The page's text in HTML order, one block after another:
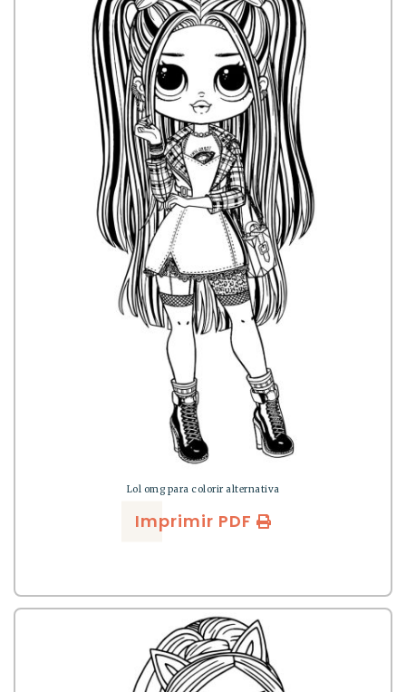
Lol omg para colorir alternativa
Imprimir PDF